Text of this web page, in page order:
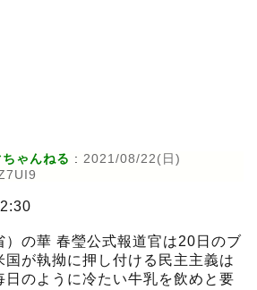
ゃんねる : 2021/08/22(日)
）の華 春瑩公式報道官は20日のブ
国が執拗に押し付ける民主主義は
日のように冷たい牛乳を飲めと要